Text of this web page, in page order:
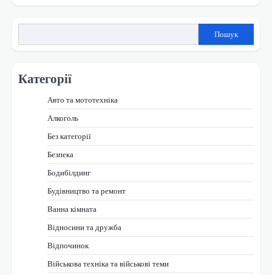
Пошук
Категорії
Авто та мототехніка
Алкоголь
Без категорії
Безпека
Бодибілдинг
Будівництво та ремонт
Ванна кімната
Відносини та дружба
Відпочинок
Військова техніка та військові теми